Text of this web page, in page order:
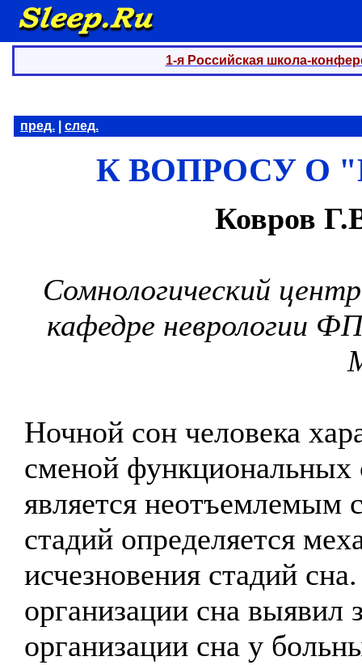
1-я Российская школа-
пред. след.
К ВОПРОСУ О
Ковров
Сомнологический
кафедре неврологии
Ночной сон человека
сменой функциональных
является неотъемлемым
стадий определяется
исчезновения стадий
организации сна выявил
организации сна у